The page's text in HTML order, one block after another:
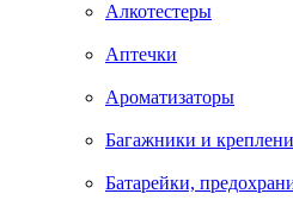
Алкотестеры
Аптечки
Ароматизаторы
Багажники и
Батарейки,